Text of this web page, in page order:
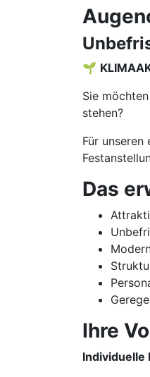
🌱
Sie
stehen?
Für
Das
Ihre
Individuelle